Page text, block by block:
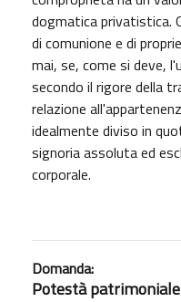
dogmatica privatistica.
di comunione e di
mai, se, come si deve,
secondo il rigore della
relazione
idealmente diviso in
signoria assoluta ed
corporale.
Domanda:
Potestà patrimoniale